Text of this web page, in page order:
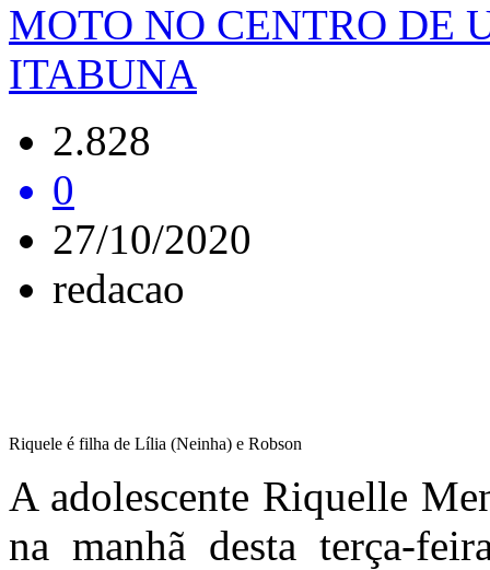
MOTO NO CENTRO DE
ITABUNA
2.828
0
27/10/2020
redacao
Riquele é filha de Lília (Neinha) e Robson
A adolescente Riquelle
na manhã desta terça-